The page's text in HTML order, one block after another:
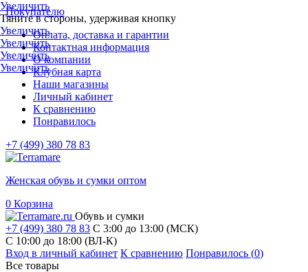
Покупателю
Оплата, доставка и гарантии
Контактная информация
О компании
Клубная карта
Наши магазины
Личный кабинет
К сравнению
Понравилось
+7 (499) 380 78 83
Женская обувь и сумки оптом
0 Корзина
Обувь и сумки
+7 (499) 380 78 83 С 3:00 до 13:00 (МСК)
C 10:00 до 18:00 (ВЛ-К)
Вход в личный кабинет К сравнению Понравилось (0)
Все товары
Увеличить
Тяните в стороны, удерживая кнопку
Увеличить
Увеличить
Увеличить
Увеличить